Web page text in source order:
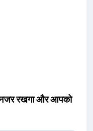
रखगा और आपको